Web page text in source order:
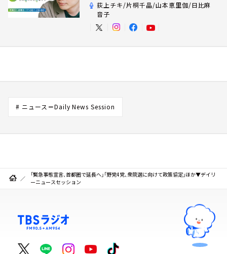
荻上チキ/片桐千晶/山本恵里伽/日比麻
音子
# ニュース＝Daily News Session
「緊急事態宣言、首都圏で延長へ」「野党4党、衆院選に向けて政策協定」ほか▼デイリ
ーニュースセッション